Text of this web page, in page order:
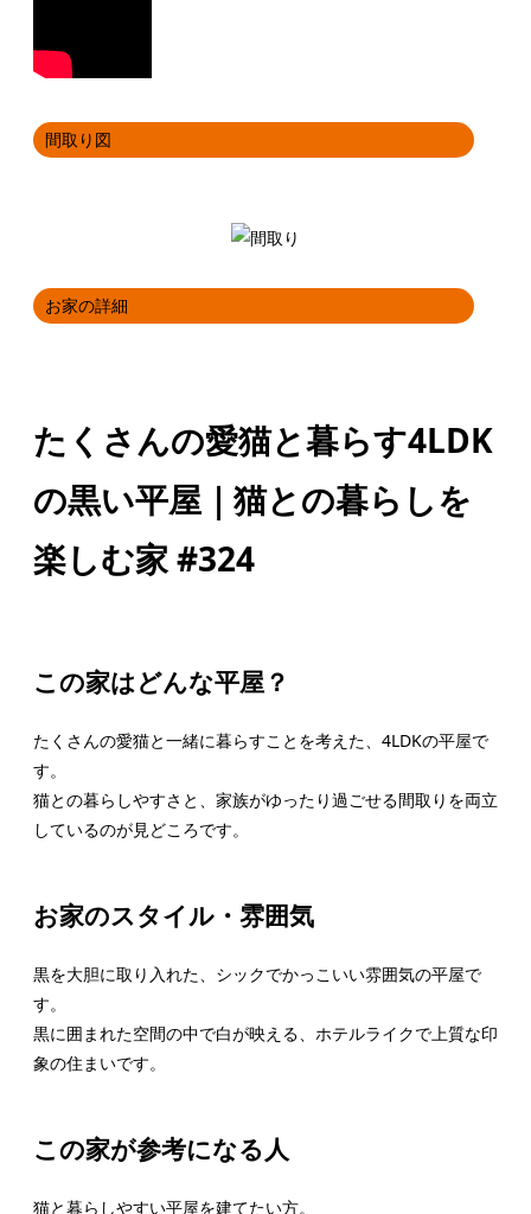
間取り図
お家の詳細
たくさんの愛猫と暮らす4LDK
の黒い平屋｜猫との暮らしを
楽しむ家 #324
この家はどんな平屋？
たくさんの愛猫と一緒に暮らすことを考えた、4LDKの平屋で
す。
猫との暮らしやすさと、家族がゆったり過ごせる間取りを両立
しているのが見どころです。
お家のスタイル・雰囲気
黒を大胆に取り入れた、シックでかっこいい雰囲気の平屋で
す。
黒に囲まれた空間の中で白が映える、ホテルライクで上質な印
象の住まいです。
この家が参考になる人
猫と暮らしやすい平屋を建てたい方。